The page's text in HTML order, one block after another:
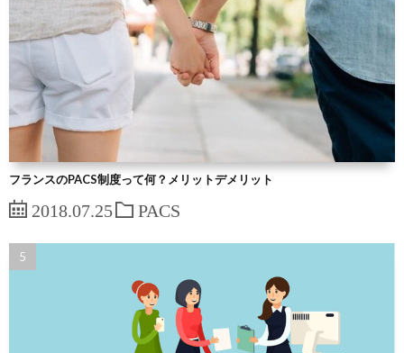
フランスのPACS制度って何？メリットデメリット
2018.07.25 PACS